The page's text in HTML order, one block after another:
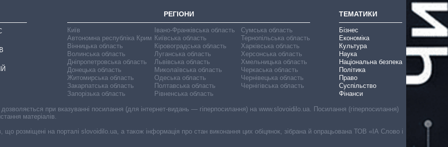
РЕГІОНИ
Київ
Автономна республіка Крим
Вінницька область
Волинська область
Дніпропетровська область
Донецька область
Житомирська область
Закарпатська область
Запорізька область
Івано-Франківська область
Київська область
Кіровоградська область
Луганська область
Львівська область
Миколаївська область
Одеська область
Полтавська область
Рівненська область
Сумська область
Тернопільська область
Харківська область
Херсонська область
Хмельницька область
Черкаська область
Чернівецька область
Чернігівська область
ТЕМАТИКИ
Бізнес
Економіка
Культура
Наука
Національна безпека
Політика
Право
Суспільство
Фінанси
при вказуванні посилання (для інтернет-видань — гіперпосилання) на www.slovoidilo.ua. Посилання (гіперпосилання)
матеріалів.
що розміщені на порталі slovoidilo.ua, а також інформація про стан виконання цих обіцянок, зібрана й опрацьована ТОВ «ІА Слово і